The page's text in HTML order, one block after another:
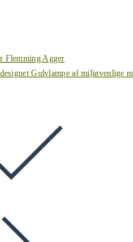
Flemming Agger
Gulvlampe af miljøvenlige